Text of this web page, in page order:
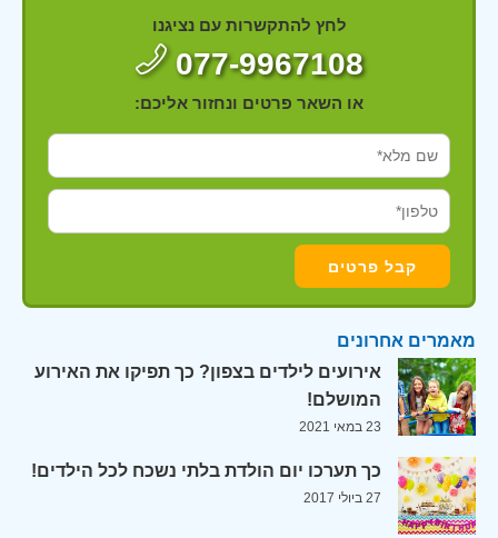
לחץ להתקשרות עם נציגנו
077-9967108
או השאר פרטים ונחזור אליכם:
מאמרים אחרונים
אירועים לילדים בצפון? כך תפיקו את האירוע
המושלם!
23 במאי 2021
כך תערכו יום הולדת בלתי נשכח לכל הילדים!
27 ביולי 2017